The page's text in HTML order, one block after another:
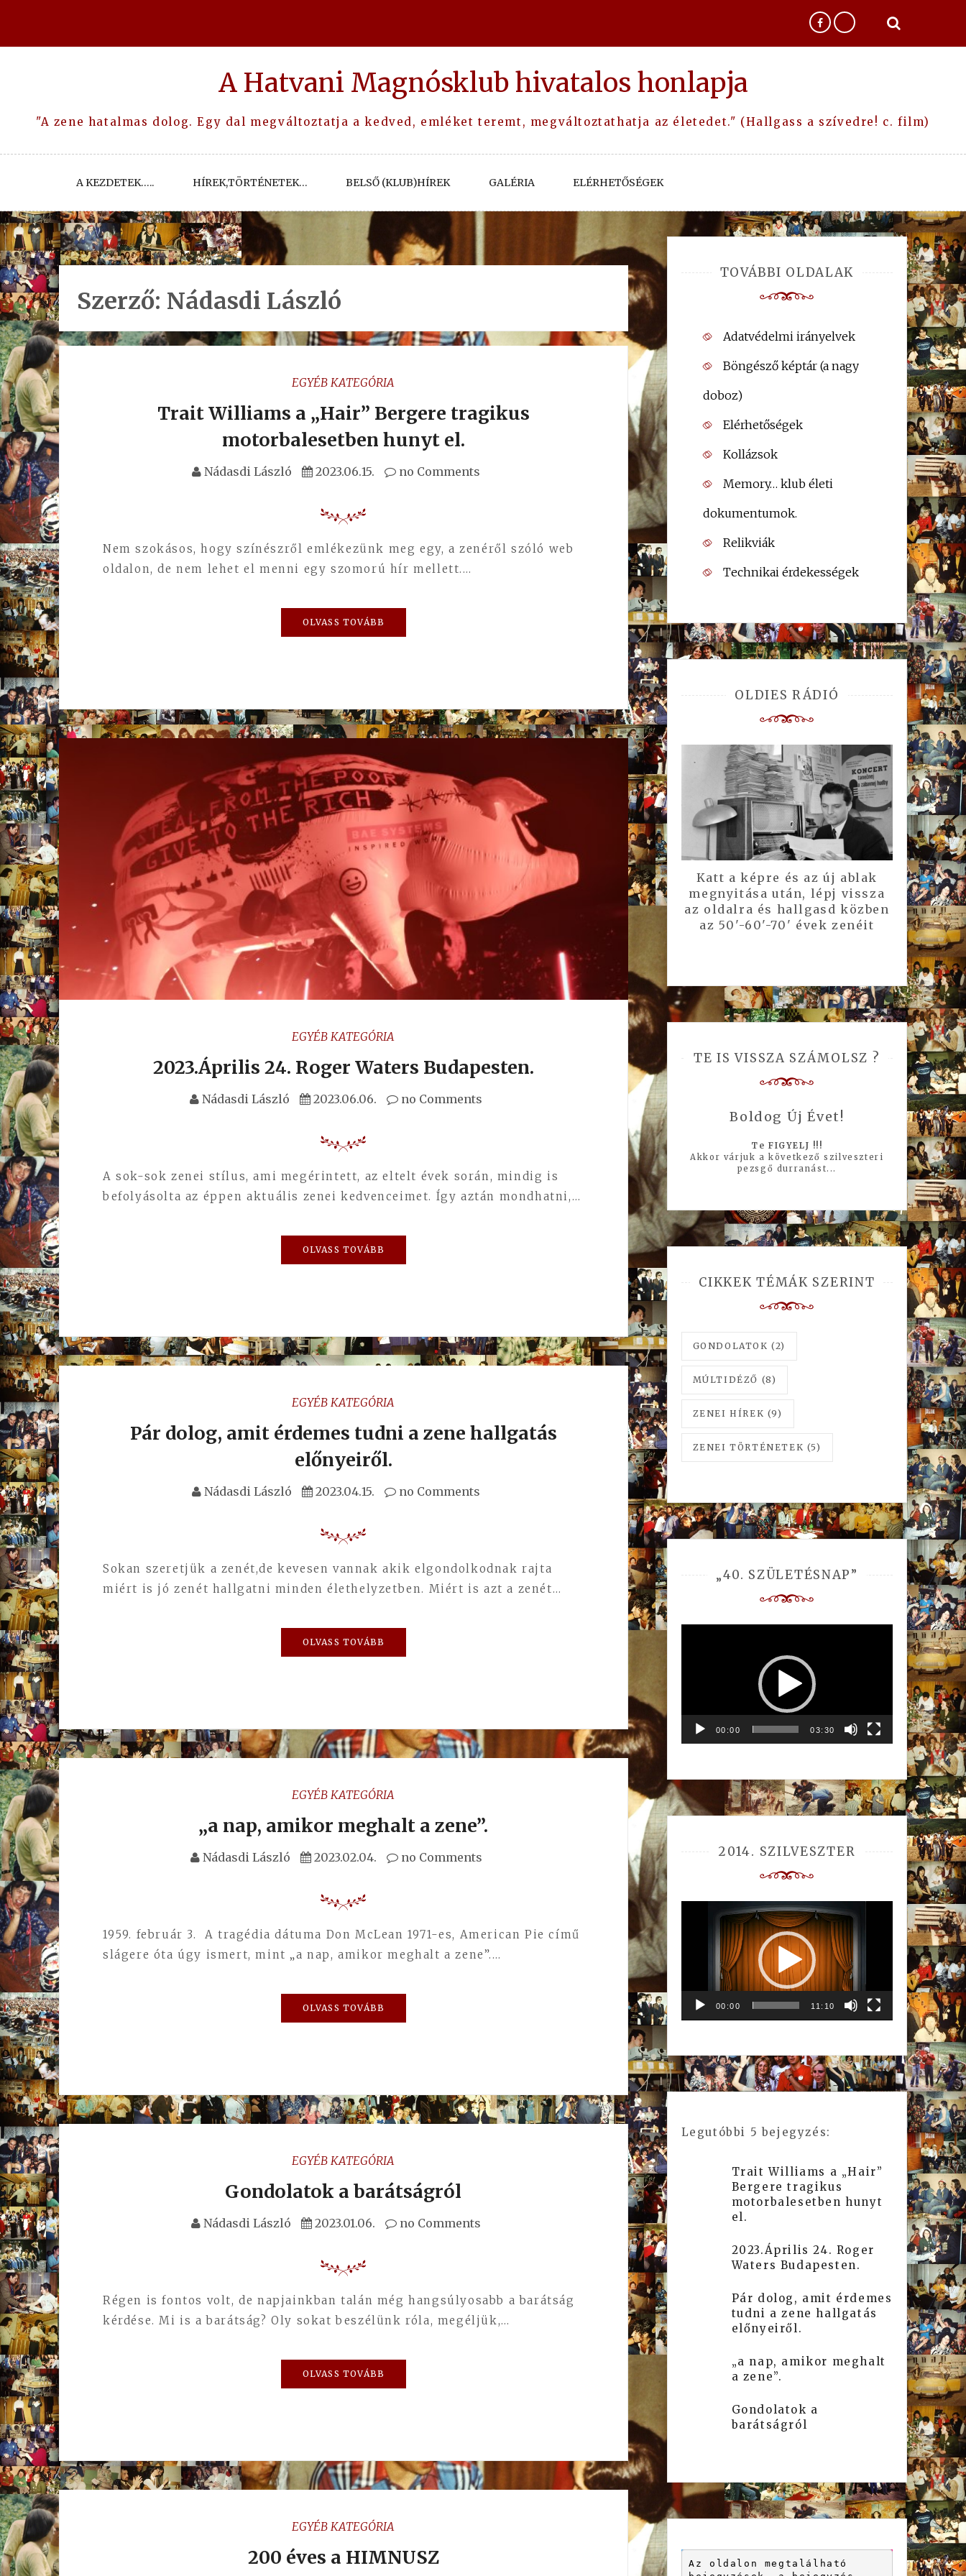
A Hatvani Magnósklub hivatalos honlapja
"A zene hatalmas dolog. Egy dal megváltoztatja a kedved, emléket teremt, megváltoztathatja az életedet." (Hallgass a szívedre! c. film)
A KEZDETEK….. HÍREK,TÖRTÉNETEK… BELSŐ (KLUB)HÍREK GALÉRIA ELÉRHETŐSÉGEK
Szerző: Nádasdi László
EGYÉB KATEGÓRIA
Trait Williams a „Hair” Bergere tragikus
motorbalesetben hunyt el.
Nádasdi László 2023.06.15. no Comments
Nem szokásos, hogy színészről emlékezünk meg egy, a zenéről szóló web
oldalon, de nem lehet el menni egy szomorú hír mellett.…
OLVASS TOVÁBB
EGYÉB KATEGÓRIA
2023.Április 24. Roger Waters Budapesten.
Nádasdi László 2023.06.06. no Comments
A sok-sok zenei stílus, ami megérintett, az eltelt évek során, mindig is
befolyásolta az éppen aktuális zenei kedvenceimet. Így aztán mondhatni,…
OLVASS TOVÁBB
EGYÉB KATEGÓRIA
Pár dolog, amit érdemes tudni a zene hallgatás
előnyeiről.
Nádasdi László 2023.04.15. no Comments
Sokan szeretjük a zenét,de kevesen vannak akik elgondolkodnak rajta
miért is jó zenét hallgatni minden élethelyzetben. Miért is azt a zenét…
OLVASS TOVÁBB
EGYÉB KATEGÓRIA
„a nap, amikor meghalt a zene”.
Nádasdi László 2023.02.04. no Comments
1959. február 3. A tragédia dátuma Don McLean 1971-es, American Pie című
slágere óta úgy ismert, mint „a nap, amikor meghalt a zene”.…
OLVASS TOVÁBB
EGYÉB KATEGÓRIA
Gondolatok a barátságról
Nádasdi László 2023.01.06. no Comments
Régen is fontos volt, de napjainkban talán még hangsúlyosabb a barátság
kérdése. Mi is a barátság? Oly sokat beszélünk róla, megéljük,…
OLVASS TOVÁBB
EGYÉB KATEGÓRIA
200 éves a HIMNUSZ
TOVÁBBI OLDALAK
Adatvédelmi irányelvek
Böngésző képtár (a nagy
doboz)
Elérhetőségek
Kollázsok
Memory… klub életi
dokumentumok.
Relikviák
Technikai érdekességek
OLDIES RÁDIÓ
Katt a képre és az új ablak
megnyitása után, lépj vissza
az oldalra és hallgasd közben
az 50'-60'-70' évek zenéit
TE IS VISSZA SZÁMOLSZ ?
Boldog Új Évet!
Te FIGYELJ !!!
Akkor várjuk a következő szilveszteri
pezsgő durranást...
CIKKEK TÉMÁK SZERINT
GONDOLATOK (2)
MÚLTIDÉZŐ (8)
ZENEI HÍREK (9)
ZENEI TÖRTÉNETEK (5)
„40. SZÜLETÉSNAP”
00:00 03:30
2014. SZILVESZTER
Videólejátszó
00:00 11:10
Legutóbbi 5 bejegyzés:
Trait Williams a „Hair”
Bergere tragikus
motorbalesetben hunyt
el.
2023.Április 24. Roger
Waters Budapesten.
Pár dolog, amit érdemes
tudni a zene hallgatás
előnyeiről.
„a nap, amikor meghalt
a zene”.
Gondolatok a
barátságról
Az oldalon megtalálható